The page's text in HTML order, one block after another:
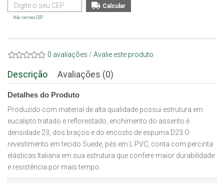
Não sei meu CEP
0 avaliações / Avalie este produto
Descrição Avaliações (0)
Detalhes do Produto
Produzido com material de alta qualidade possui estrutura em
eucalipto tratado e reflorestado, enchimento do assento é
densidade 23, dos braços e do encosto de espuma D23.O
revestimento em tecido Suede, pés em L PVC, conta com percinta
elásticas Italiana em sua estrutura que confere maior durabilidade
e resistência por mais tempo.